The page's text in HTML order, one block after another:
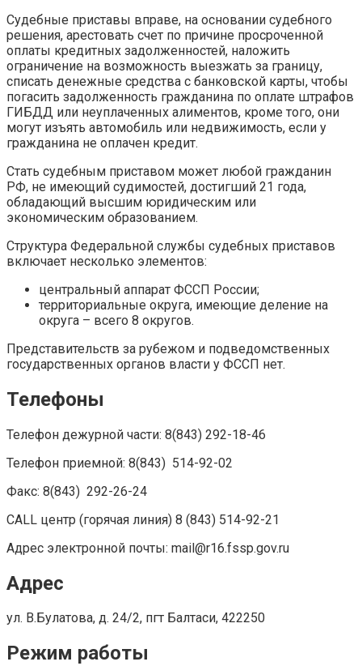
Судебные приставы вправе, на основании судебного
решения, арестовать счет по причине просроченной
оплаты кредитных задолженностей, наложить
ограничение на возможность выезжать за границу,
списать денежные средства с банковской карты, чтобы
погасить задолженность гражданина по оплате штрафов
ГИБДД или неуплаченных алиментов, кроме того, они
могут изъять автомобиль или недвижимость, если у
гражданина не оплачен кредит.
Стать судебным приставом может любой гражданин
РФ, не имеющий судимостей, достигший 21 года,
обладающий высшим юридическим или
экономическим образованием.
Структура Федеральной службы судебных приставов
включает несколько элементов:
центральный аппарат ФССП России;
территориальные округа, имеющие деление на
округа – всего 8 округов.
Представительств за рубежом и подведомственных
государственных органов власти у ФССП нет.
Телефоны
Телефон дежурной части: 8(843) 292-18-46
Телефон приемной: 8(843) 514-92-02
Факс: 8(843) 292-26-24
CALL центр (горячая линия) 8 (843) 514-92-21
Адрес электронной почты: mail@r16.fssp.gov.ru
Адрес
ул. В.Булатова, д. 24/2, пгт Балтаси, 422250
Режим работы